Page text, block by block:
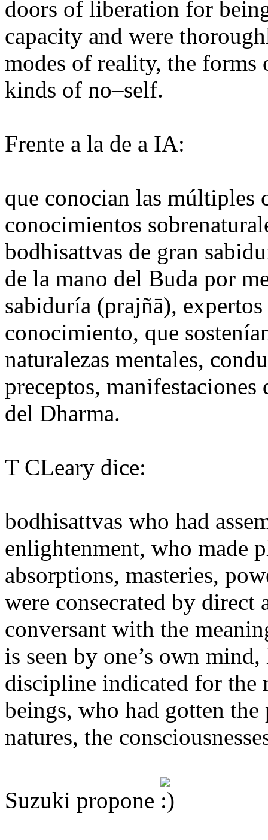
doors of liberation for
capacity and were
modes of reality, the forms
kinds of no–self.
Frente a la de a IA:
que conocian las múltiples
conocimientos
bodhisattvas de gran
de la mano del Buda por
sabiduría (prajñā),
conocimiento, que
naturalezas mentales,
preceptos,
del Dharma.
T CLeary dice:
bodhisattvas who had
enlightenment, who made
absorptions, masteries,
were consecrated by
conversant with the
is seen by one’s own
discipline indicated for the
beings, who had gotten
natures, the
Suzuki propone